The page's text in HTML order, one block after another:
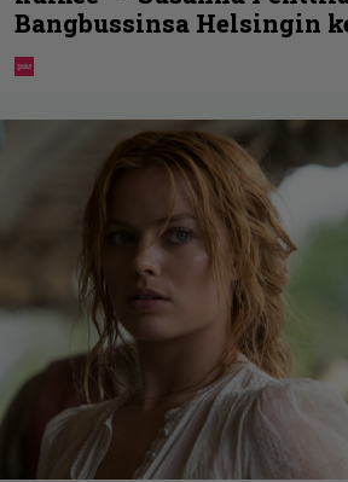
Bangbussinsa Helsingin